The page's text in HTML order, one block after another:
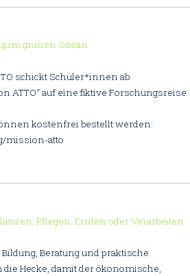
im grünen Ozean
schickt Schüler*innen ab
ATTO“ auf eine fiktive Forschungsreise
kostenfrei bestellt werden:
mission-atto
Pflegen, Ernten oder Verarbeiten
Beratung und praktische
Hecke, damit der ökonomische,